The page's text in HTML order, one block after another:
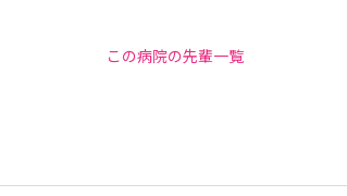
この病院の先輩一覧